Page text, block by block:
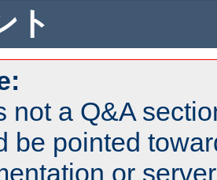
ト
not a Q&A
be pointed
or